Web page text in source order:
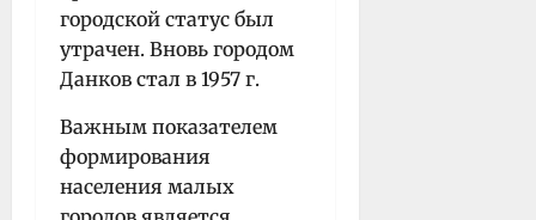
городской статус был
утрачен. Вновь городом
Данков стал в 1957 г.
Важным показателем
формирования
населения малых